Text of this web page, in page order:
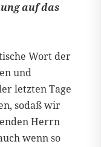
auf das
Wort der
und
letzten Tage
sodaß wir
Herrn
wenn so